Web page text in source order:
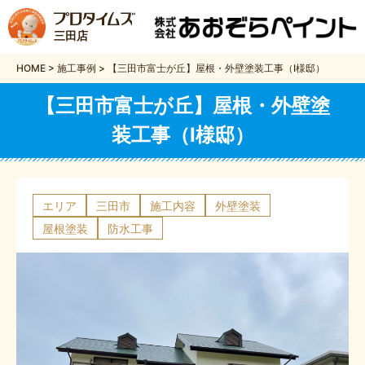
三田店
HOME > 施工事例 > 【三田市富士が丘】屋根・外壁塗装工事（I様邸）
【三田市富士が丘】屋根・外壁塗
装工事（I様邸）
エリア 三田市 施工内容
外壁塗装
屋根塗装
防水工事